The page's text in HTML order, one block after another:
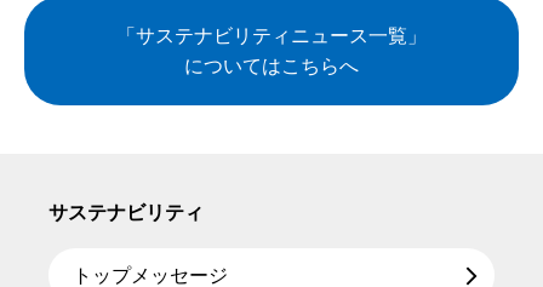
「サステナビリティニュース一覧」
についてはこちらへ
サステナビリティ
トップメッセージ